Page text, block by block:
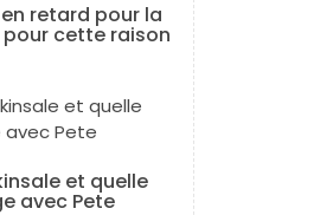
retard pour la
cette raison
et quelle
avec Pete